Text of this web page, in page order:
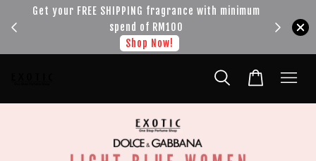
Get your FREE SHIPPING fragrance with minimum
spend of RM100
Shop Now!